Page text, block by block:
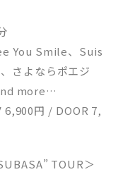
You Smile、Suis
さよならポエジ
more…
6,900円 / DOOR 7,
TOUR＞